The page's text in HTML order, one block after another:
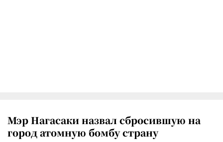
Мэр Нагасаки назвал сбросившую на
город атомную бомбу страну